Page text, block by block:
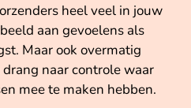
heel veel in jouw
aan gevoelens als
Maar ook overmatig
naar controle waar
mee te maken hebben.